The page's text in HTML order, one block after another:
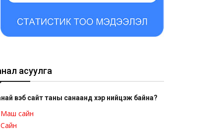
асуулга
вэб сайт таны санаанд хэр нийцэж байна?
Маш сайн
Сайн